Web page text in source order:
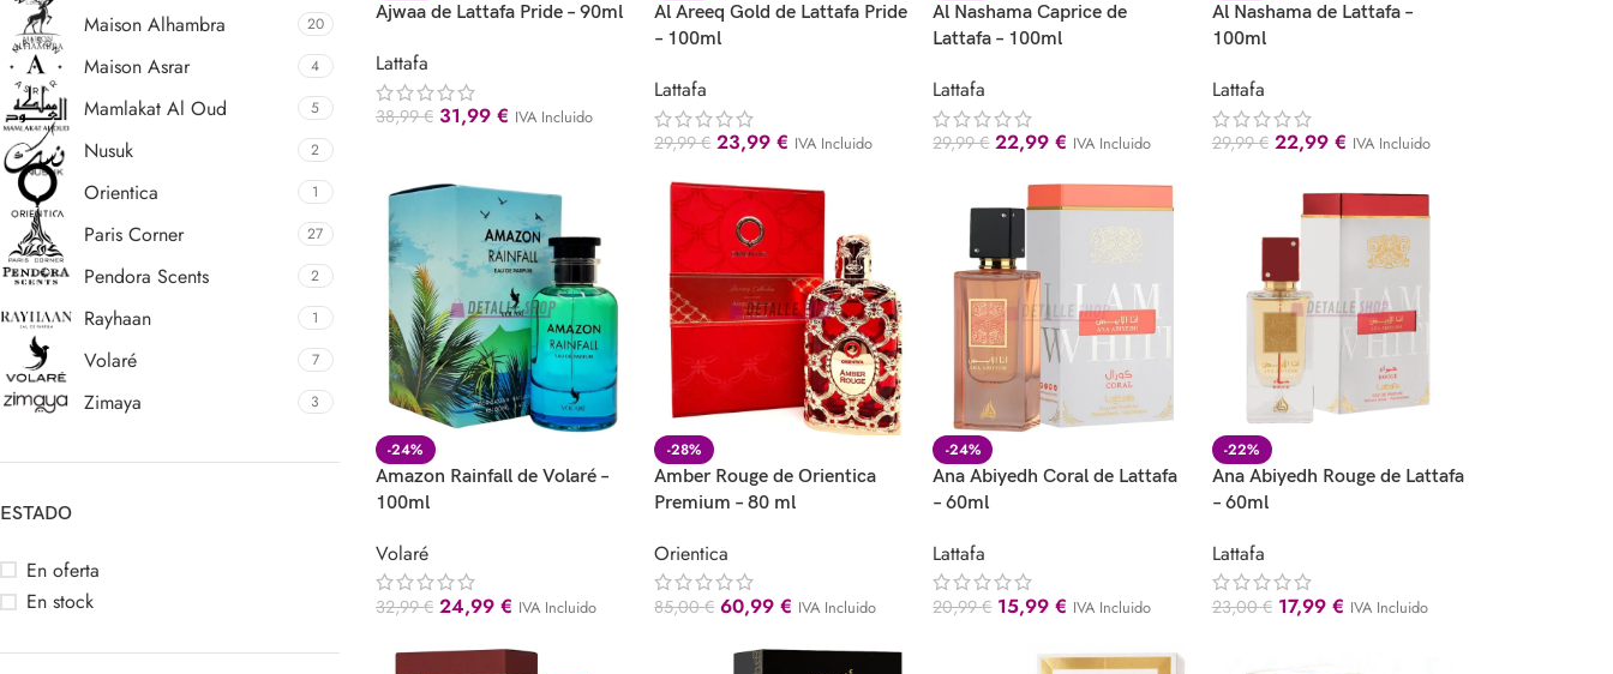
Maison Alhambra 20
Maison Asrar 4
Mamlakat Al Oud 5
Nusuk 2
Orientica 1
Paris Corner 27
Pendora Scents 2
Rayhaan 1
Volaré 7
Zimaya 3
ESTADO
En oferta
En stock
Ajwaa de Lattafa Pride – 90ml
Lattafa
38,99€ 31,99 € IVA Incluido
Al Areeq Gold de Lattafa Pride
– 100ml
Lattafa
29,99€ 23,99€ IVA Incluido
Al Nashama Caprice de
Lattafa – 100ml
Lattafa
29,99€ 22,99€ IVA Incluido
Al Nashama de Lattafa –
100ml
Lattafa
29,99€ 22,99 € IVA Incluido
-24%
Amazon Rainfall de Volaré –
100ml
Volaré
32,99€ 24,99 € IVA Incluido
-28%
Amber Rouge de Orientica
Premium – 80 ml
Orientica
85,00€ 60,99€ IVA Incluido
-24%
Ana Abiyedh Coral de Lattafa
– 60ml
Lattafa
20,99€ 15,99€ IVA Incluido
-22%
Ana Abiyedh Rouge de Lattafa
– 60ml
Lattafa
23,00€ 17,99 € IVA Incluido